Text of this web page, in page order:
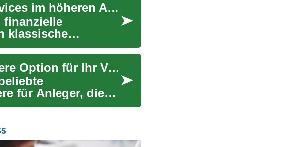
Seniorenkonten: Passende Bankservices im höheren Alter
finanzielle
klassische
Festverzinsliche Anlagen: Eine sichere Option für Ihr Vermögen
für Anleger, die